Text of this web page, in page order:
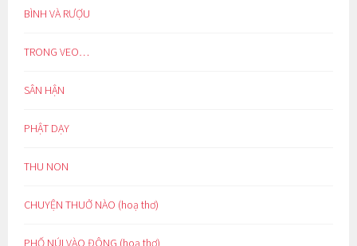
BÌNH VÀ RƯỢU
TRONG VEO…
SÂN HẬN
PHẬT DẠY
THU NON
CHUYỆN THUỞ NÀO (hoạ thơ)
PHỐ NÚI VÀO ĐÔNG (hoạ thơ)